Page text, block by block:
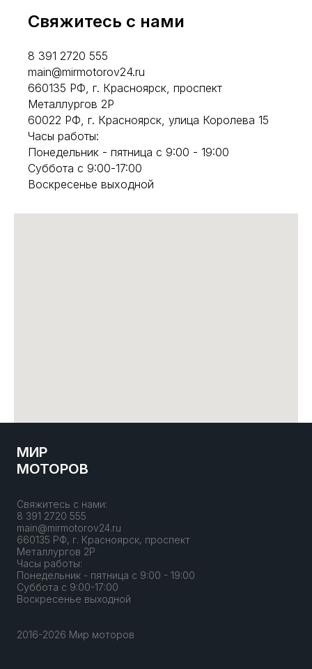
Свяжитесь с нами
8 391 2720 555
main@mirmotorov24.ru
660135 РФ, г. Красноярск, проспект
Металлургов 2Р
60022 РФ, г. Красноярск, улица Королева 15
Часы работы:
Понедельник - пятница с 9:00 - 19:00
Суббота с 9:00-17:00
Воскресенье выходной
МИР
МОТОРОВ
Свяжитесь с нами:
8 391 2720 555
main@mirmotorov24.ru
660135 РФ, г. Красноярск, проспект
Металлургов 2Р
Часы работы:
Понедельник - пятница с 9:00 - 19:00
Суббота с 9:00-17:00
Воскресенье выходной
2016-2026 Мир моторов